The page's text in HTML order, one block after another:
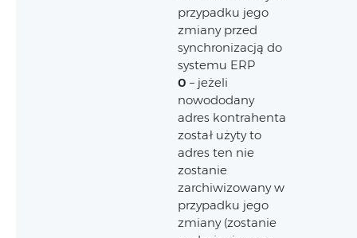
przypadku jego
zmiany przed
synchronizacją do
systemu ERP
0 – jeżeli
nowododany
adres kontrahenta
został użyty to
adres ten nie
zostanie
zarchiwizowany w
przypadku jego
zmiany (zostanie